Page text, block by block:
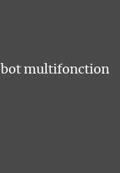
multifonction